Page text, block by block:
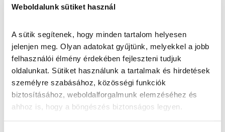
Weboldalunk sütiket használ
A sütik segítenek, hogy minden tartalom helyesen
jelenjen meg. Olyan adatokat gyűjtünk, melyekkel a jobb
felhasználói élmény érdekében fejleszteni tudjuk
oldalunkat. Sütiket használunk a tartalmak és hirdetések
személyre szabásához, közösségi funkciók
biztosításához, weboldalforgalmunk elemzéséhez és
ahhoz is, hogy a böngészés biztonságos legyen.
Áldás vagy átok? Ismerd meg a kettőstömegű